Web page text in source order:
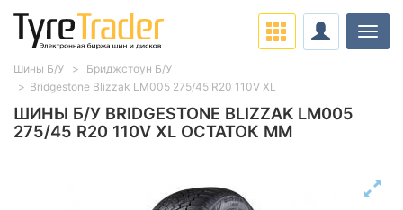
ШИНЫ Б/У BRIDGESTONE BLIZZAK LM005
275/45 R20 110V XL ОСТАТОК ММ
Шины Б/У
Бриджстоун Б/У
Bridgestone Blizzak LM005 275/45 R20 110V XL